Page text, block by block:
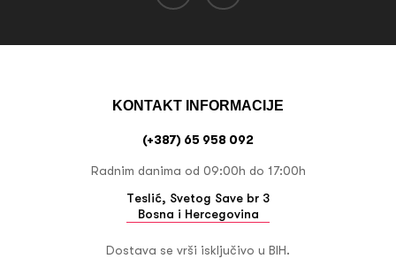
KONTAKT INFORMACIJE
(+387) 65 958 092
Radnim danima od 09:00h do 17:00h
Teslić, Svetog Save br 3
Bosna i Hercegovina
Dostava se vrši isključivo u BIH.